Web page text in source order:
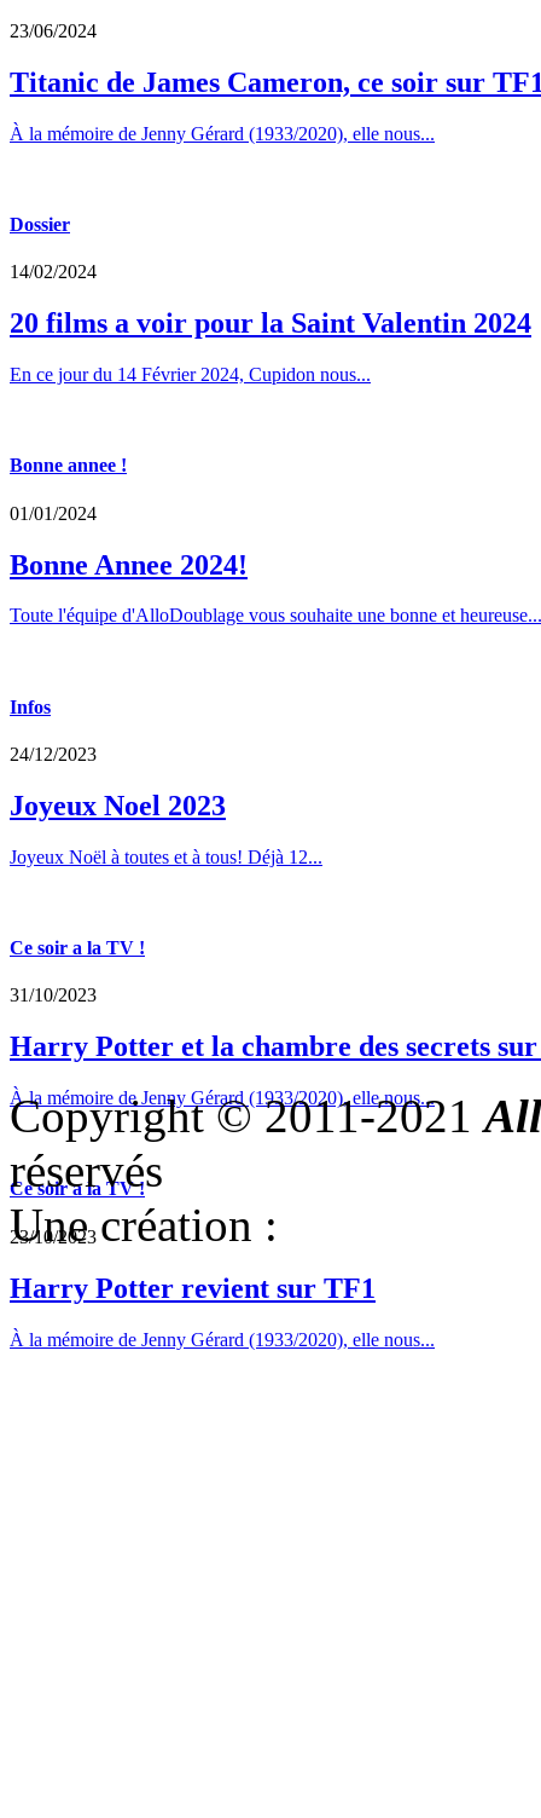
23/06/2024
Titanic de James Cameron, ce soir sur
À la mémoire de Jenny Gérard (1933/2020), elle nous...
Dossier
14/02/2024
20 films a voir pour la Saint Valentin 2024
En ce jour du 14 Février 2024, Cupidon nous...
Bonne annee !
01/01/2024
Bonne Annee 2024!
Toute l'équipe d'AlloDoublage vous souhaite une bonne et heureuse...
Infos
24/12/2023
Joyeux Noel 2023
Joyeux Noël à toutes et à tous! Déjà 12...
Ce soir a la TV !
31/10/2023
Harry Potter et la chambre des secrets
À la mémoire de Jenny Gérard (1933/2020), elle nous...
Ce soir a la TV !
23/10/2023
Harry Potter revient sur TF1
À la mémoire de Jenny Gérard (1933/2020), elle nous...
Copyright © 2011-2021
réservés
Une création :